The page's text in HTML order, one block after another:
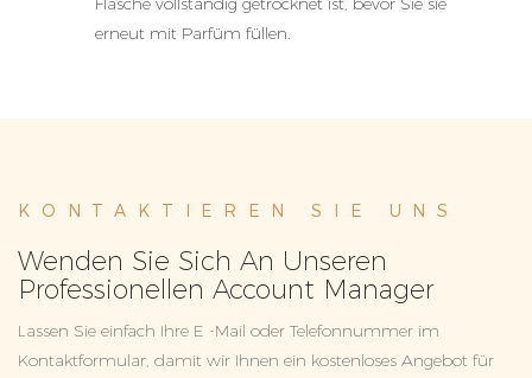
erneut mit Parfüm füllen.
KONTAKTIEREN SIE UNS
Wenden Sie Sich An Unseren
Professionellen Account Manager
Lassen Sie einfach Ihre E -Mail oder Telefonnummer im
Kontaktformular, damit wir Ihnen ein kostenloses Angebot für